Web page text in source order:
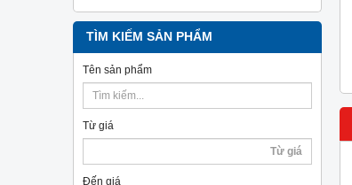
TÌM KIẾM SẢN PHẨM
Tên sản phẩm
Từ giá
Đến giá